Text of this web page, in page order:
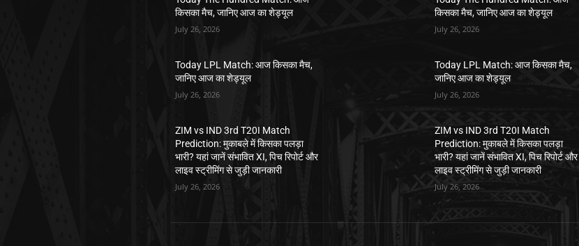
किसका मैच, जानिए आज का शेड्यूल
July 26, 2026
Today LPL Match: आज किसका मैच,
जानिए आज का शेड्यूल
July 26, 2026
ZIM vs IND 3rd T20I Match
Prediction: मुकाबले में किसका पलड़ा
भारी? यहां जानें संभावित XI, पिच रिपोर्ट और
लाइव स्ट्रीमिंग से जुड़ी जानकारी
July 26, 2026
किसका मैच, जानिए आज का शेड्यूल
July 26, 2026
Today LPL Match: आज किसका मैच,
जानिए आज का शेड्यूल
July 26, 2026
ZIM vs IND 3rd T20I Match
Prediction: मुकाबले में किसका पलड़ा
भारी? यहां जानें संभावित XI, पिच रिपोर्ट और
लाइव स्ट्रीमिंग से जुड़ी जानकारी
July 26, 2026